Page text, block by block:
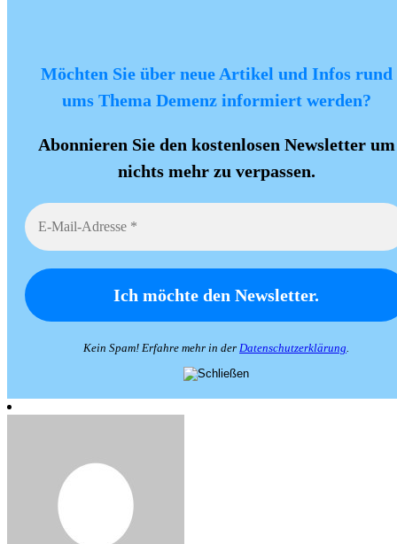
Möchten Sie über neue Artikel und Infos rund
ums Thema Demenz informiert werden?
Abonnieren Sie den kostenlosen Newsletter um
nichts mehr zu verpassen.
Kein Spam! Erfahre mehr in der Datenschutzerklärung.